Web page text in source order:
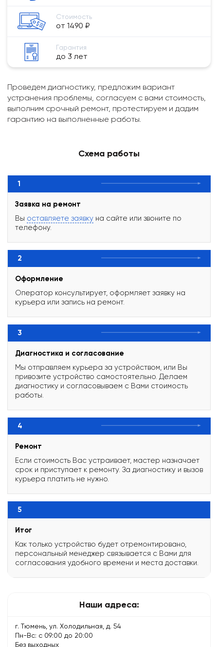
Стоимость
от 1490 ₽
Гарантия
до 3 лет
Проведем диагностику, предложим вариант
устранения проблемы, согласуем с вами стоимость,
выполним срочный ремонт, протестируем и дадим
гарантию на выполненные работы.
Схема работы
1
Заявка на ремонт
Вы оставляете заявку на сайте или звоните по
телефону.
2
Оформление
Оператор консультирует, оформляет заявку на
курьера или запись на ремонт.
3
Диагностика и согласование
Мы отправляем курьера за устройством, или Вы
привозите устройство самостоятельно. Делаем
диагностику и согласовываем с Вами стоимость
работы.
4
Ремонт
Если стоимость Вас устраивает, мастер назначает
срок и приступает к ремонту. За диагностику и вызов
курьера платить не нужно.
5
Итог
Как только устройство будет отремонтировано,
персональный менеджер связывается с Вами для
согласования удобного времени и места доставки.
Наши адреса:
г. Тюмень, ул. Холодильная, д. 54
Пн-Вс: с 09:00 до 20:00
Без выходных